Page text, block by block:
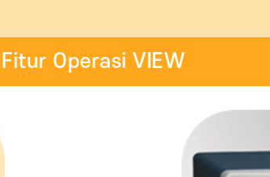
Fitur Operasi VIEW